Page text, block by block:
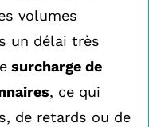
volumes
un délai très
surcharge de
, ce qui
de retards ou de